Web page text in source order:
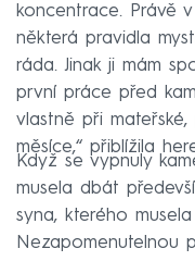
koncentrace. Právě
některá pravidla
ráda. Jinak ji mám
první práce před
vlastně při
měsíce,“ přiblížila
Když se vypnuly
musela dbát
syna, kterého
Nezapomenutelnou